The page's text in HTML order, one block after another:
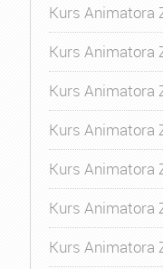
Kurs Animatora
Kurs Animatora
Kurs Animatora
Kurs Animatora
Kurs Animatora
Kurs Animatora
Kurs Animatora